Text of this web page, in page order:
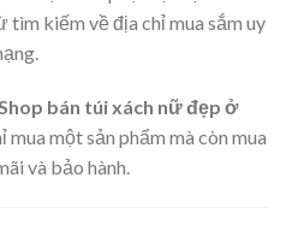
tìm kiếm về địa chỉ mua sắm uy
bán túi xách nữ đẹp ở
mua một sản phẩm mà còn mua
và bảo hành.